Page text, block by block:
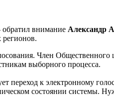
внимание Александр
Член
выборного процесса.
переход к электронному
состоянии системы.